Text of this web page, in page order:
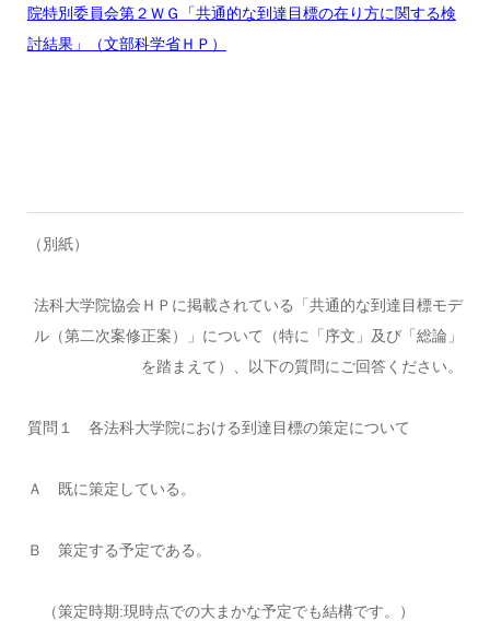
院特別委員会第２ＷＧ「共通的な到達目標の在り方に関する検
討結果」（文部科学省ＨＰ）
（別紙）
法科大学院協会ＨＰに掲載されている「共通的な到達目標モデ
ル（第二次案修正案）」について（特に「序文」及び「総論」
を踏まえて）、以下の質問にご回答ください。
質問１ 各法科大学院における到達目標の策定について
Ａ 既に策定している。
Ｂ 策定する予定である。
（策定時期:現時点での大まかな予定でも結構です。）